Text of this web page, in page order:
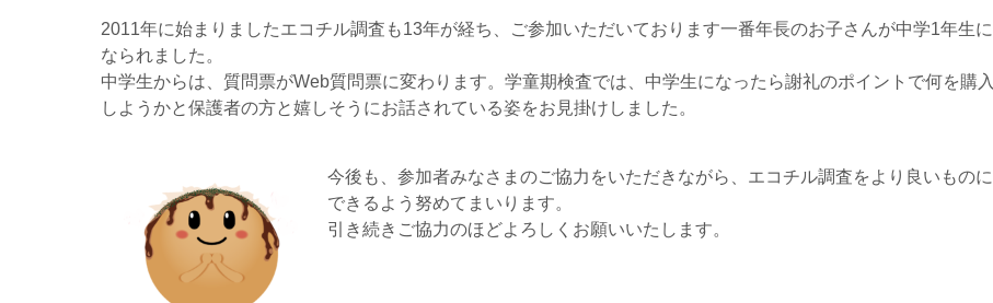
2011年に始まりましたエコチル調査も13年が経ち、ご参加いただいております一番年長のお子さんが中学1年生に
なられました。
中学生からは、質問票がWeb質問票に変わります。学童期検査では、中学生になったら謝礼のポイントで何を購入
しようかと保護者の方と嬉しそうにお話されている姿をお見掛けしました。
今後も、参加者みなさまのご協力をいただきながら、エコチル調査をより良いものに
できるよう努めてまいります。
引き続きご協力のほどよろしくお願いいたします。